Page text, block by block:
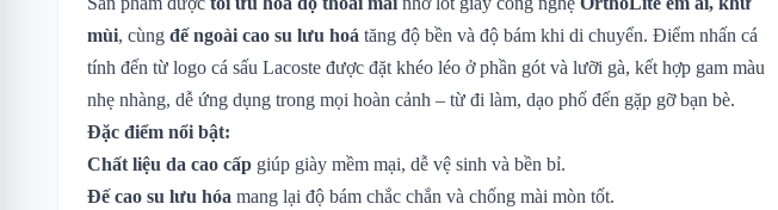
mùi, cùng đế ngoài cao su lưu hoá tăng độ bền và độ bám khi di chuyển. Điểm nhấn cá
tính đến từ logo cá sấu Lacoste được đặt khéo léo ở phần gót và lưỡi gà, kết hợp gam màu
nhẹ nhàng, dễ ứng dụng trong mọi hoàn cảnh – từ đi làm, dạo phố đến gặp gỡ bạn bè.
Đặc điểm nổi bật:
Chất liệu da cao cấp giúp giày mềm mại, dễ vệ sinh và bền bỉ.
Đế cao su lưu hóa mang lại độ bám chắc chắn và chống mài mòn tốt.